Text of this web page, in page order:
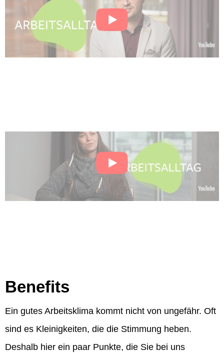
Benefits
Ein gutes Arbeitsklima kommt nicht von ungefähr. Oft
sind es Kleinigkeiten, die die Stimmung heben.
Deshalb hier ein paar Punkte, die Sie bei uns